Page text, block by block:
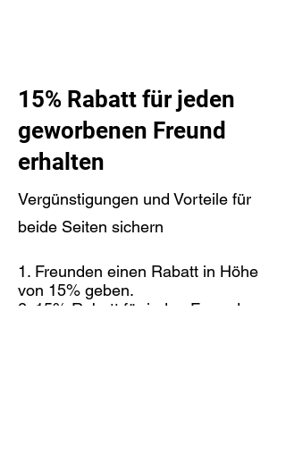
15% Rabatt für jeden
geworbenen Freund
erhalten
Vergünstigungen und Vorteile für
beide Seiten sichern
Freunden einen Rabatt in Höhe
von 15% geben.
15% Rabatt für jeden Freund